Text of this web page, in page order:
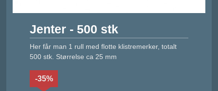
Jenter - 500 stk
Her får man 1 rull med flotte klistremerker, totalt
500 stk. Størrelse ca 25 mm
-35%